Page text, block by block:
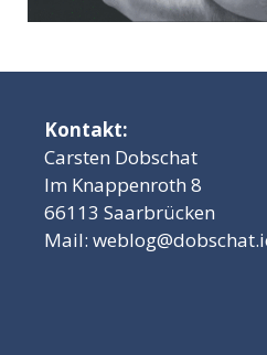
Kontakt:
Carsten Dobschat
Im Knappenroth 8
66113 Saarbrücken
Mail: